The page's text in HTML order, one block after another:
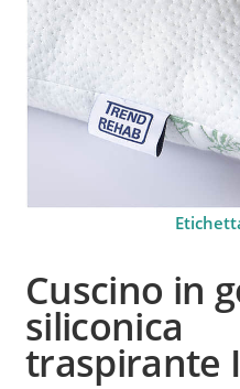
Etichetta
Cuscino in
siliconica
traspirante